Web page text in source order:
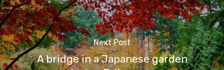
Next Post
A bridge in a Japanese garden